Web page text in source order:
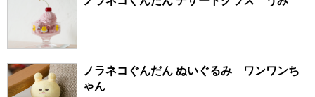
ノラネコぐんだん ぬいぐるみ ワンワンち
ゃん